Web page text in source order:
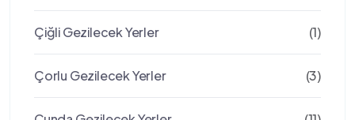
Çiğli Gezilecek Yerler (1)
Çorlu Gezilecek Yerler (3)